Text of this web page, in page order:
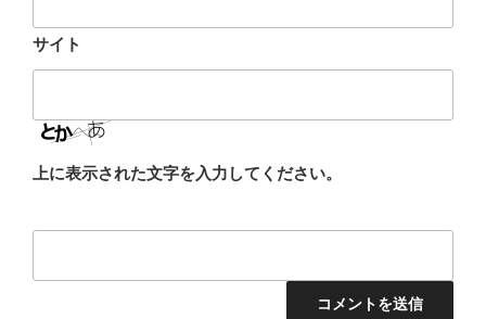
サイト
上に表示された文字を入力してください。